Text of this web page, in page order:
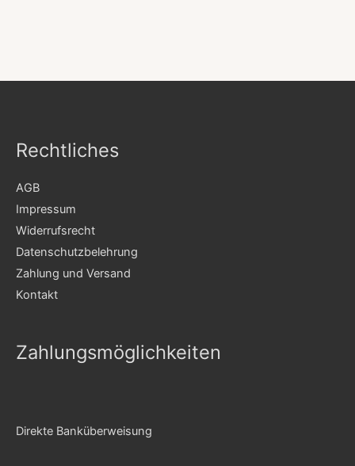
Rechtliches
AGB
Impressum
Widerrufsrecht
Datenschutzbelehrung
Zahlung und Versand
Kontakt
Zahlungsmöglichkeiten
Direkte Banküberweisung